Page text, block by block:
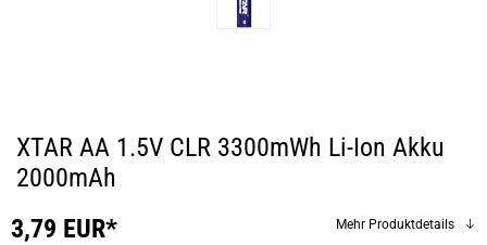
XTAR AA 1.5V CLR 3300mWh Li-Ion Akku
2000mAh
3,79 EUR*
Mehr Produktdetails